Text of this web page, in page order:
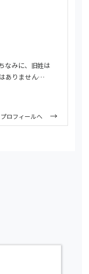
なみに、旧姓は
ありません…
ロフィールへ